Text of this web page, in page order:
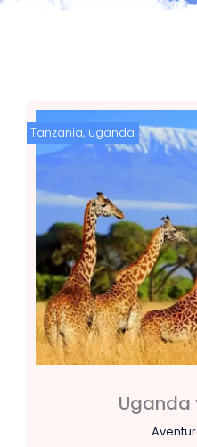
Tanzania, uganda
Uganda